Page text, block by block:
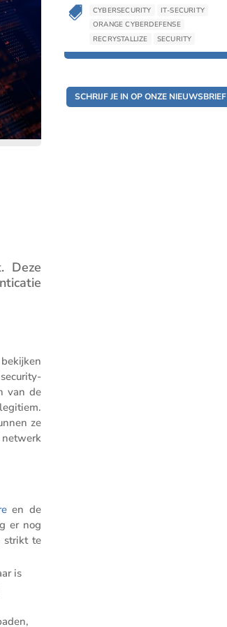
Deze
securi­ty­
van de
ze
netwerk
en de
er nog
strikt te
is
 CYBERSECURITY
IT-SECURITY
ORANGE CYBERDEFENSE
RECRYSTALLIZE
SECURITY
SCHRIJF JE IN OP ONZE NIEUWSBRIEF